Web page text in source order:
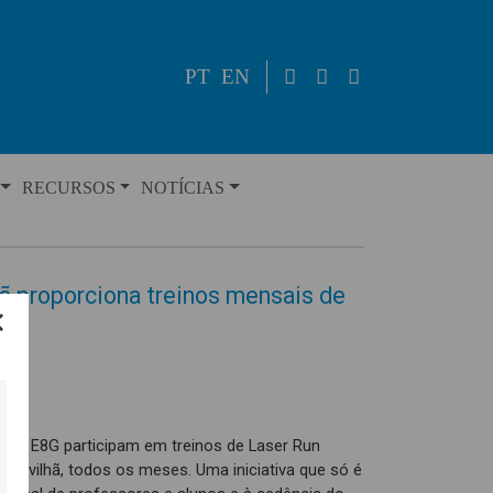
PT EN
RECURSOS NOTÍCIAS
proporciona treinos mensais de
E8G participam em treinos de Laser Run
Covilhã, todos os meses. Uma iniciativa que só é